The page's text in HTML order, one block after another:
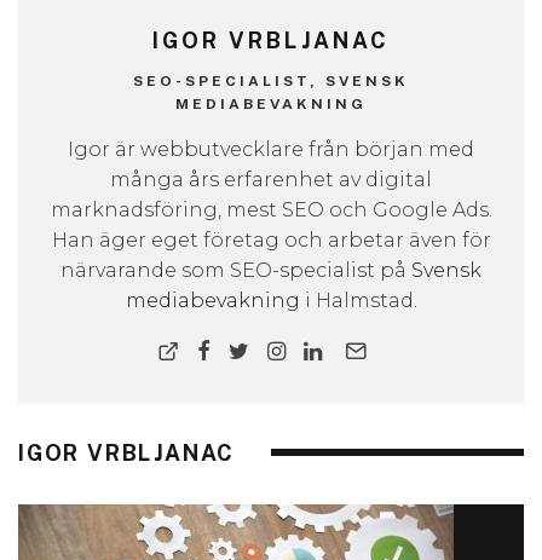
IGOR VRBLJANAC
SEO-SPECIALIST, SVENSK
MEDIABEVAKNING
Igor är webbutvecklare från början med
många års erfarenhet av digital
marknadsföring, mest SEO och Google Ads.
Han äger eget företag och arbetar även för
närvarande som SEO-specialist på Svensk
mediabevakning i Halmstad.
IGOR VRBLJANAC